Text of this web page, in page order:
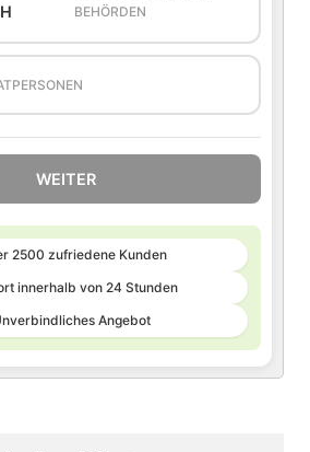
BEHÖRDEN
WEITER
2500 zufriedene Kunden
innerhalb von 24 Stunden
Angebot